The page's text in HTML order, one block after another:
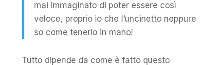
mai immaginato di poter essere così
veloce, proprio io che l’uncinetto neppure
so come tenerlo in mano!
Tutto dipende da come è fatto questo